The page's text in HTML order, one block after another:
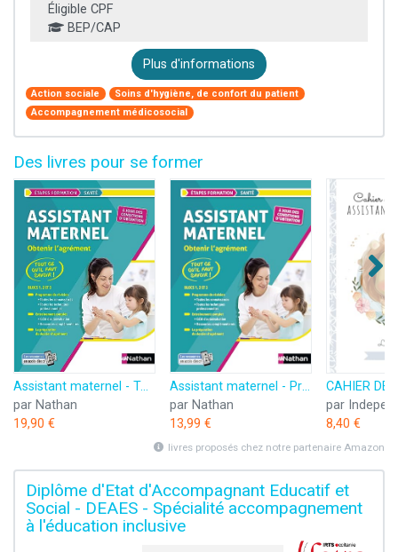
Éligible CPF
BEP/CAP
Plus d'informations
Action sociale
Soins d'hygiène, de confort du patient
Accompagnement médicosocial
Des livres pour se former
Assistant maternel - Tout-en-un - Préparation à l'agrément
par Nathan
19,90 €
Assistant maternel - Préparation à l'agrément - EPUB
par Nathan
13,99 €
8,40 €
livres proposés chez notre partenaire Amazon
Diplôme d'Etat d'Accompagnant Educatif et
Social - DEAES - Spécialité accompagnement
à l'éducation inclusive